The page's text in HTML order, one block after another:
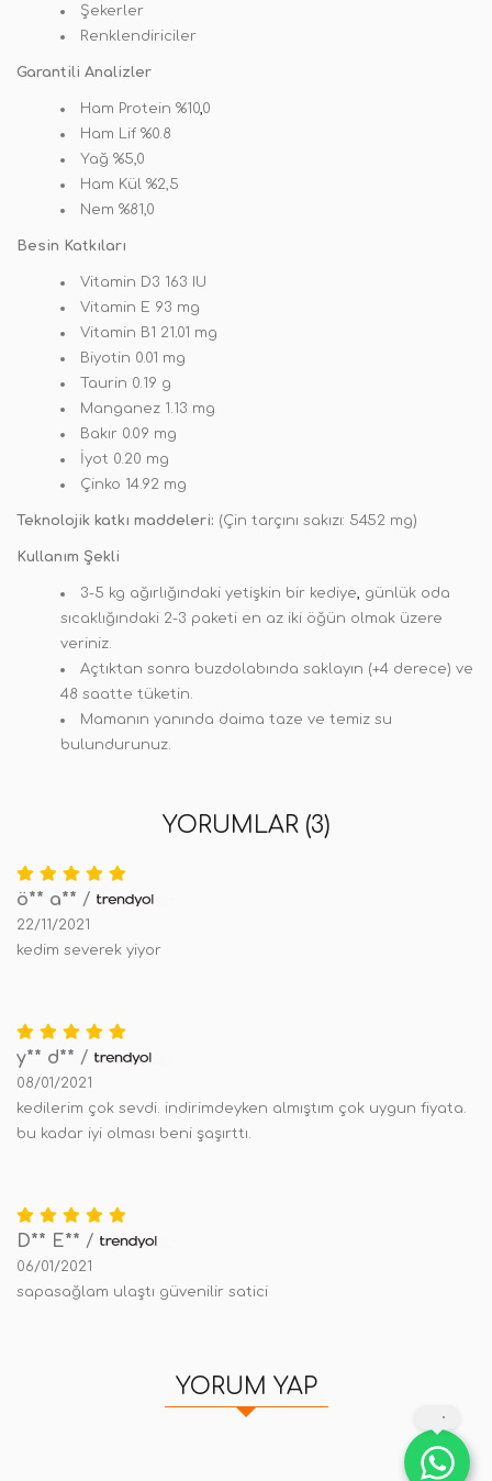
Şekerler
Renklendiriciler
Garantili Analizler
Ham Protein %10,0
Ham Lif %0.8
Yağ %5,0
Ham Kül %2,5
Nem %81,0
Besin Katkıları
Vitamin D3 163 IU
Vitamin E 93 mg
Vitamin B1 21 .01 mg
Biyotin 0.01 mg
Taurin 0.19 g
Manganez 1.13 mg
Bakır 0.09 mg
İyot 0.20 mg
Çinko 14.92 mg
Teknolojik katkı maddeleri: (Çin tarçını sakızı: 5452 mg)
Kullanım Şekli
3-5 kg ağırlığındaki yetişkin bir kediye, günlük oda
sıcaklığındaki 2-3 paketi en az iki öğün olmak üzere
veriniz.
Açtıktan sonra buzdolabında saklayın (+4 derece) ve
48 saatte tüketin.
Mamanın yanında daima taze ve temiz su
bulundurunuz.
YORUMLAR (3)
ö** a** /
22/11/2021
kedim severek yiyor
y** d** /
08/01/2021
kedilerim çok sevdi. indirimdeyken almıştım çok uygun fiyata.
bu kadar iyi olması beni şaşırttı.
D** E** /
06/01/2021
sapasağlam ulaştı güvenilir satici
YORUM YAP